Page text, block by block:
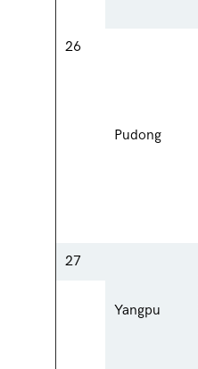
26
Pudong
27
Yangpu